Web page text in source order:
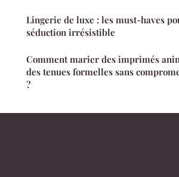
Lingerie de luxe : les must-haves
séduction irrésistible
Comment marier des imprimés
des tenues formelles sans
?